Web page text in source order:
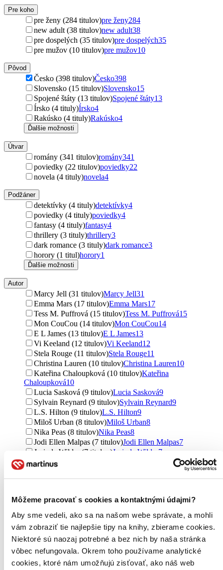
Môžeme pracovať s cookies a kontaktnými údajmi?
Aby sme vedeli, ako sa na našom webe správate, a mohli
vám zobraziť tie najlepšie tipy na knihy, zbierame cookies.
Niektoré sú naozaj potrebné a bez nich by naša stránka
vôbec nefungovala. Okrem toho používame analytické
cookies, ktoré nám umožňujú zisťovať, ako náš web
Pre koho
pre ženy (284 titulov)pre ženy284
new adult (38 titulov)new adult38
pre dospelých (35 titulov)pre dospelých35
pre mužov (10 titulov)pre mužov10
Pôvod
Česko (398 titulov)Česko398
Slovensko (15 titulov)Slovensko15
Spojené štáty (13 titulov)Spojené štáty13
Írsko (4 tituly)Írsko4
Rakúsko (4 tituly)Rakúsko4
Ďalšie možnosti
Útvar
romány (341 titulov)romány341
poviedky (22 titulov)poviedky22
novela (4 tituly)novela4
Podžáner
detektívky (4 tituly)detektívky4
poviedky (4 tituly)poviedky4
fantasy (4 tituly)fantasy4
thrillery (3 tituly)thrillery3
dark romance (3 tituly)dark romance3
horory (1 titul)horory1
Ďalšie možnosti
Autor
Marcy Jell (31 titulov)Marcy Jell31
Emma Mars (17 titulov)Emma Mars17
Tess M. Puffrová (15 titulov)Tess M. Puffrová15
Mon CouCou (14 titulov)Mon CouCou14
E L James (13 titulov)E L James13
Vi Keeland (12 titulov)Vi Keeland12
Stela Rouge (11 titulov)Stela Rouge11
Christina Lauren (10 titulov)Christina Lauren10
Kateřina Chaloupková (10 titulov)Kateřina
Chaloupková10
Lucia Sasková (9 titulov)Lucia Sasková9
Sylvain Reynard (9 titulov)Sylvain Reynard9
L.S. Hilton (9 titulov)L.S. Hilton9
Miloš Urban (8 titulov)Miloš Urban8
Nika Peas (8 titulov)Nika Peas8
Jodi Ellen Malpas (7 titulov)Jodi Ellen Malpas7
Jasinda Wilder (7 titulov)Jasinda Wilder 7
Salma Blanco (7 titulov)
Antonín Rašek (6 titulov)Antonín Rašek6
Eleanor Corvin (6 titulov)Eleanor Corvin6
Hope Marks (6 titulov)
Hope Marks
Monica Dake (6 titulov)
de Brioni (5 titulov)de Brioni5
Ondřej Horák (5 titulov) Ondřej Horák5
Audrey Carlan (5 titulov)Audrey Carlan5
Jana Javorská (5 titulov)Jana Javorská5